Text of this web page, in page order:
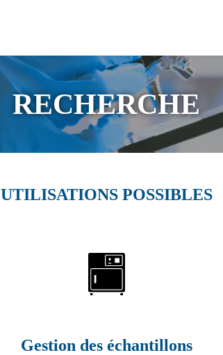
RECHERCHE
UTILISATIONS POSSIBLES
Gestion des échantillons